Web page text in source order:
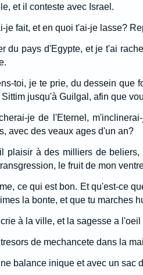
et il conteste avec Israel.
je fait, et en quoi t'ai-je lasse?
du pays d'Egypte, et je t'ai
toi, je te prie, du dessein que
jusqu'à Guilgal, afin que
je de l'Eternel,
avec des veaux ages d'un an?
il plaisir à des milliers de
le fruit de mon
ce qui est bon. Et qu'est-ce
la bonte, et que tu marches
à la ville, et la sagesse a
de mechancete dans la
balance inique et avec un sac